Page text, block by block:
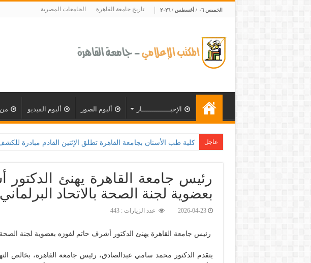
الخميس ٠٦ / أغسطس / ٢٠٢٦ تاريخ جامعة القاهرة الجامعات المصرية
الإخبــــــــــــــار ألبوم الصور ألبوم الفيديو
عاجل كلية طب الأسنان بجامعة القاهرة تطلق الإثنين القادم مبادرة للكشف
رئيس جامعة القاهرة يهنئ
بعضوية لجنة الصحة بالاتحاد
2026-04-23 عدد الزيارات : 443
رئيس جامعة القاهرة يهنئ الدكتور أشرف حاتم لفوزه بعضوية لجنة الصحة
يتقدم الدكتور محمد سامي عبدالصادق، رئيس جامعة القاهرة، بخالص